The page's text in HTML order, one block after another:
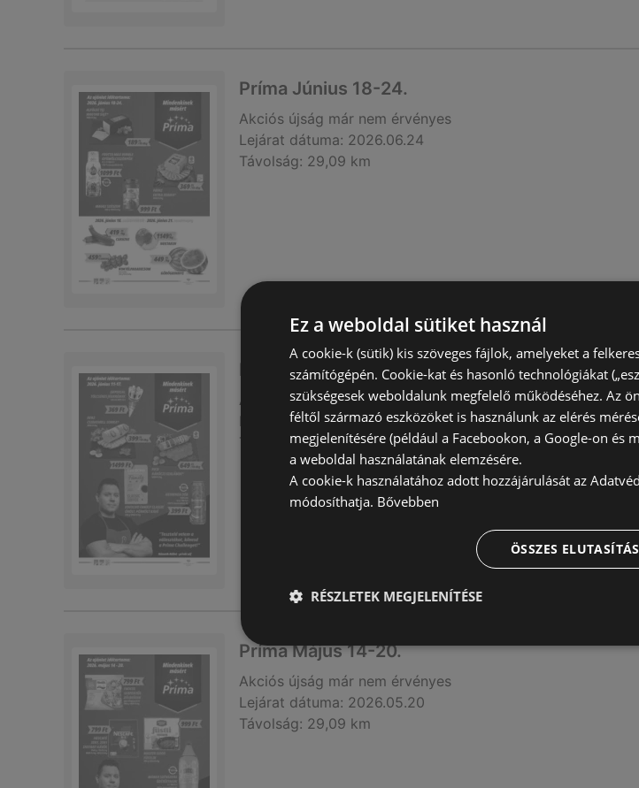
Príma Június 18-24.
Akciós újság már nem érvényes
Lejárat dátuma: 2026.06.24
Távolság: 29,09 km
Príma Június 11-17.
Akciós újság már nem érvényes
Lejárat dátuma: 2026.06.17
Távolság: 29,09 km
Príma Május 14-20.
Akciós újság már nem érvényes
Lejárat dátuma: 2026.05.20
Távolság: 29,09 km
Ez a weboldal sütiket használ
A cookie-k (sütik) kis szöveges fájlok, amelyeket a
számítógépén. Cookie-kat és hasonló technológiákat
szükségesek weboldalunk megfelelő működéséhez. Az
féltől származó eszközöket is használunk az elérés
megjelenítésére (például a Facebookon, a Google-on és
a weboldal használatának elemzésére.
A cookie-k használatához adott hozzájárulását az
módosíthatja. Bővebben
ÖSSZES
RÉSZLETEK MEGJELENÍTÉSE